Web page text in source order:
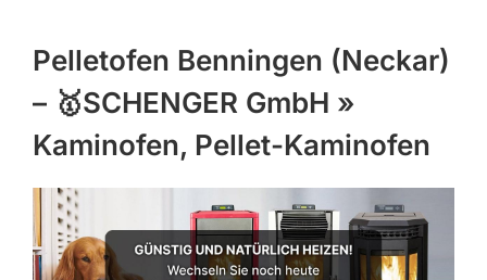
UNTERNEHMEN
PROFIL
WARENKORB
PRODUCTS
SEARCH
Pelletofen Benningen (Neckar)
– 🥇SCHENGER GmbH »
Kaminofen, Pellet-Kaminofen